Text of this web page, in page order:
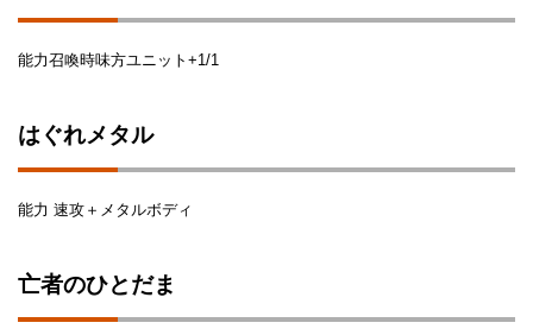
能力召喚時味方ユニット+1/1
はぐれメタル
能力 速攻＋メタルボディ
亡者のひとだま